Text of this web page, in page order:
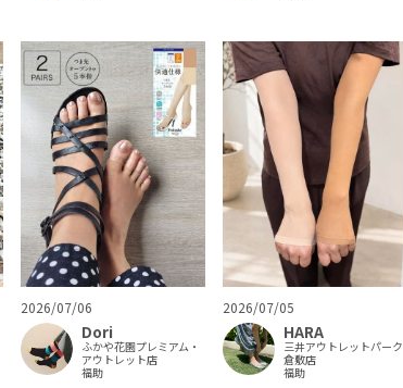
2026/07/06
Dori
ふかや花園プレミアム・
アウトレット店
福助
2026/07/05
HARA
三井アウトレットパーク
倉敷店
福助